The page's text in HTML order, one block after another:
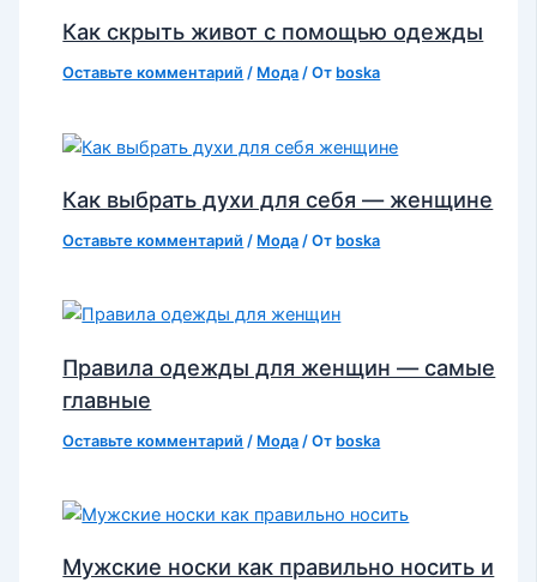
Как скрыть живот с помощью одежды
Оставьте комментарий / Мода / От boska
Как выбрать духи для себя — женщине
Оставьте комментарий / Мода / От boska
Правила одежды для женщин — самые
главные
Оставьте комментарий / Мода / От boska
Мужские носки как правильно носить и